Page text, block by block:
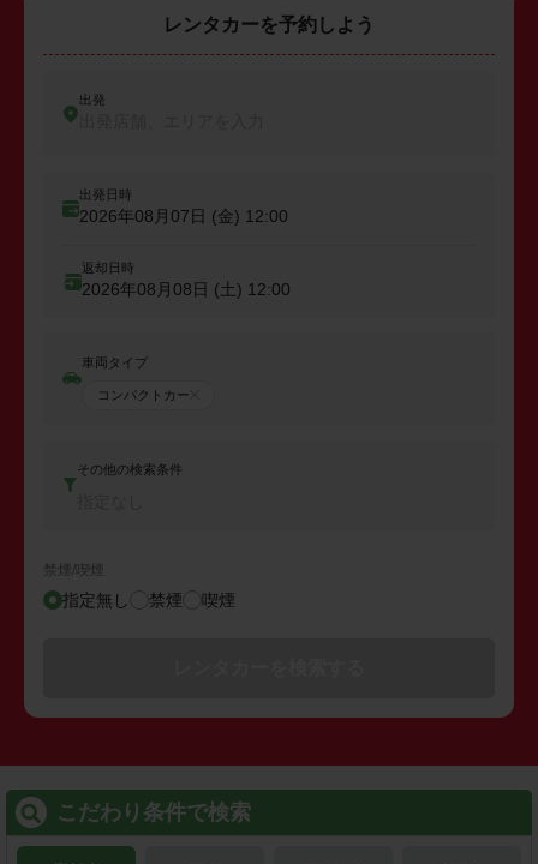
レンタカーを予約しよう
出発
出発日時
2026年08月07日 (金) 12:00
返却日時
2026年08月08日 (土) 12:00
車両タイプ
コンパクトカー
その他の検索条件
禁煙/喫煙
指定無し 禁煙 喫煙
こだわり条件で検索